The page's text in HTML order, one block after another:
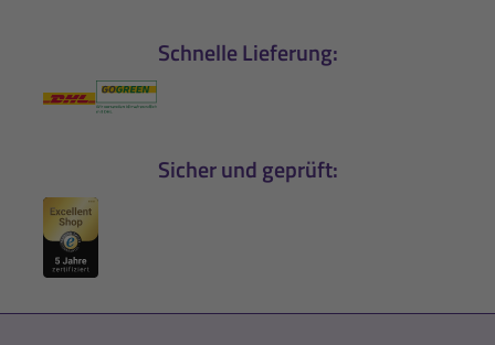
Schnelle Lieferung:
Sicher und geprüft: